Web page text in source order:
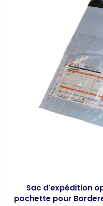
Sac d'expédition
pochette pour